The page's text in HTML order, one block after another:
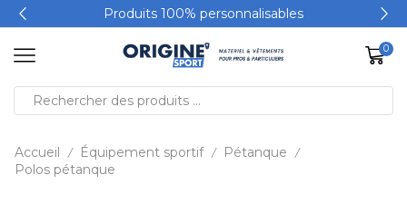
Produits 100% personnalisables
0
Accueil / Équipement sportif / Pétanque /
Polos pétanque